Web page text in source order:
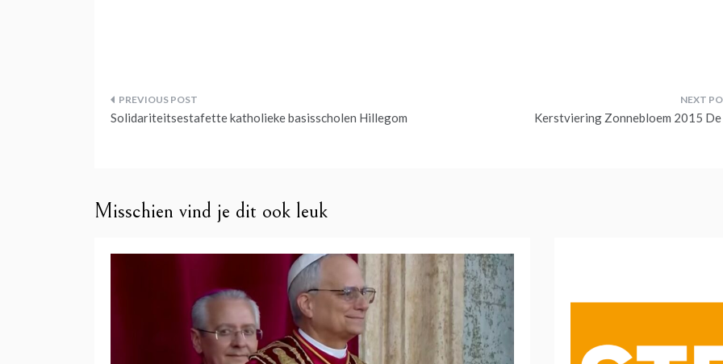
Bericht
Solidariteitsestafette katholieke basisscholen Hillegom Kerstviering Zonnebloem 2015
Misschien vind je dit ook leuk